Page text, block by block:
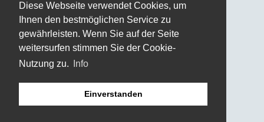
Diese Webseite verwendet Cookies, um
Ihnen den bestmöglichen Service zu
gewährleisten. Wenn Sie auf der Seite
weitersurfen stimmen Sie der Cookie-
Nutzung zu.
Info
Einverstanden